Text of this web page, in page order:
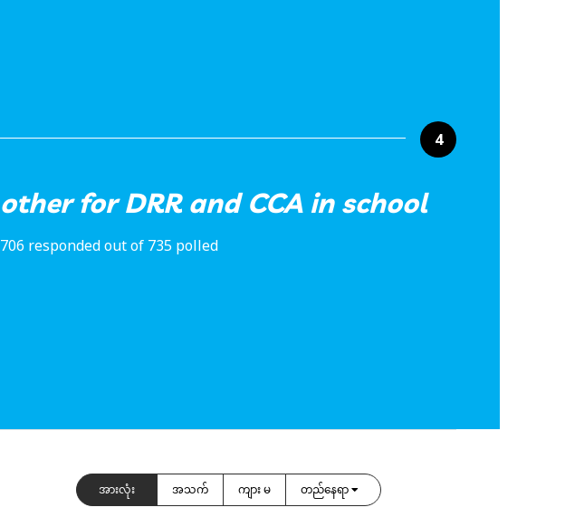
4
other for DRR and CCA in school
706 responded out of 735 polled
အားလုံး အသက် ကျား မ တည်နေရာ